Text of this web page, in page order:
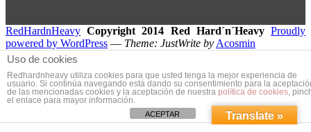
RedHardnHeavy Copyright 2014 Red Hard´n´Heavy Proudly
powered by WordPress — Theme: JustWrite by Acosmin
Uso de cookies
Redhardnheavy utiliza cookies para que usted tenga la mejor experiencia de
usuario. Si continúa navegando está dando su consentimiento para la
de las mencionadas cookies y la aceptación de nuestra política de cookies ,
el enlace para mayor información.
ACEPTAR Translate »